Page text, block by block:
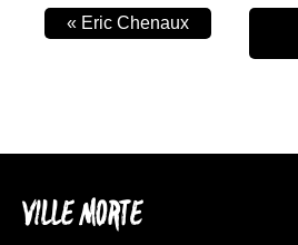
« Eric Chenaux
VILLE MORTE